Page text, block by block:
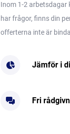
Inom 1-2 arbetsdagar
har frågor, finns din
offerterna inte är
Jämför i
Fri